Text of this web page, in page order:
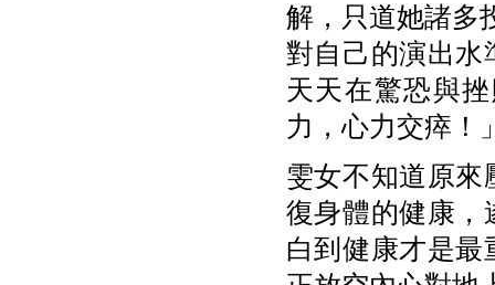
解，只道她諸多
對自己的演出水
天天在驚恐與
力，心力交瘁！
雯女不知道原來
復身體的健康，
白到健康才是最